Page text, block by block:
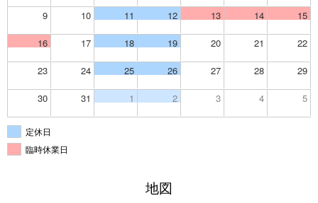
9 10 11 12 13 14 15
16 17 18 19 20 21 22
23 24 25 26 27 28 29
30 31 1 2 3 4 5
定休日
臨時休業日
地図